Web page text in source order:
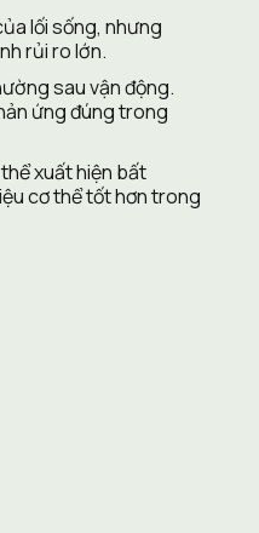
lối sống, nhưng
rủi ro lớn.
sau vận động.
ứng đúng trong
xuất hiện bất
cơ thể tốt hơn trong